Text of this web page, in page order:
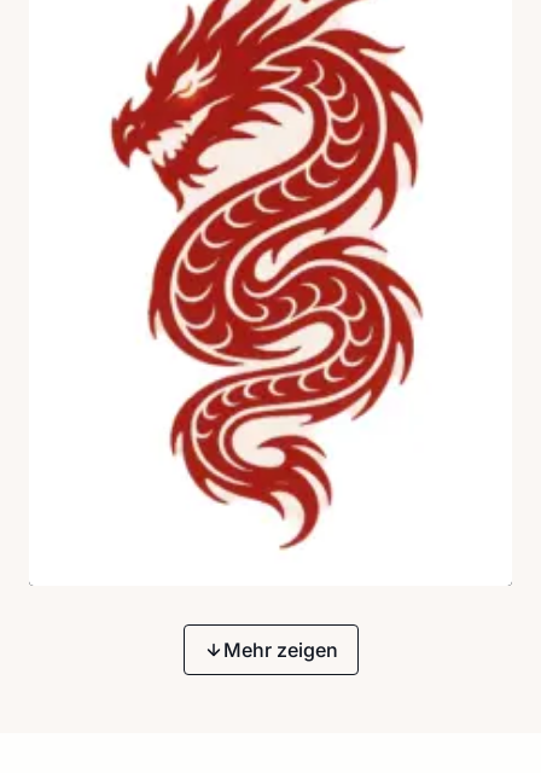
Mehr zeigen